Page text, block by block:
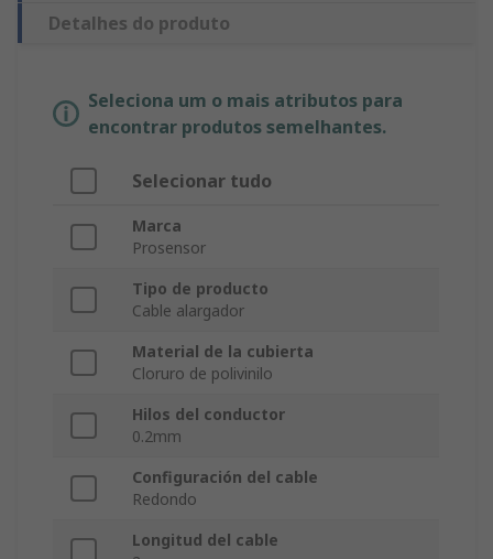
Detalhes do produto
Seleciona um o mais atributos para
encontrar produtos semelhantes.
Selecionar tudo
Marca
Prosensor
Tipo de producto
Cable alargador
Material de la cubierta
Cloruro de polivinilo
Hilos del conductor
0.2mm
Configuración del cable
Redondo
Longitud del cable